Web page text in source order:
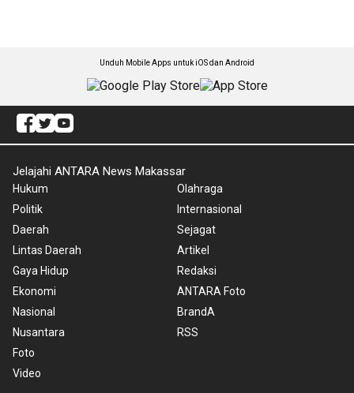
Unduh Mobile Apps untuk iOS dan Android
Jelajahi ANTARA News Makassar
Hukum
Politik
Daerah
Lintas Daerah
Gaya Hidup
Ekonomi
Nasional
Nusantara
Foto
Video
Olahraga
Internasional
Sejagat
Artikel
Redaksi
ANTARA Foto
BrandA
RSS